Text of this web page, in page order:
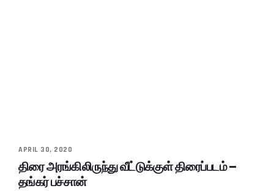
APRIL 30, 2020
திரை அரங்கிலிருந்து வீட்டுக்குள் திரைப்படம் –
தங்கர் பச்சான்